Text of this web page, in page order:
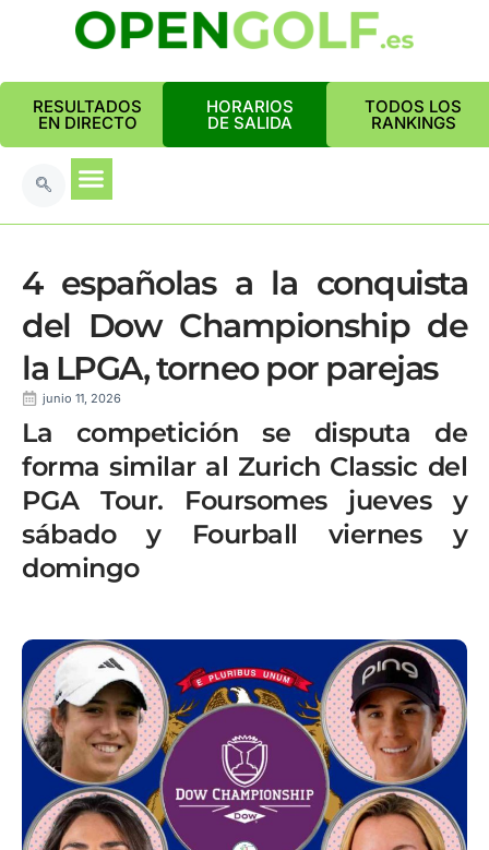
RESULTADOS
EN DIRECTO
HORARIOS
DE SALIDA
TODOS LOS
RANKINGS
4 españolas a la conquista
del Dow Championship de
la LPGA, torneo por parejas
junio 11, 2026
La competición se disputa de
forma similar al Zurich Classic del
PGA Tour. Foursomes jueves y
sábado y Fourball viernes y
domingo